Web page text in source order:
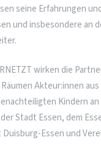
seine Erfahrungen
und insbesondere an
wirken die
Akteur:innen
Kindern an
Stadt Essen, dem
Essen und